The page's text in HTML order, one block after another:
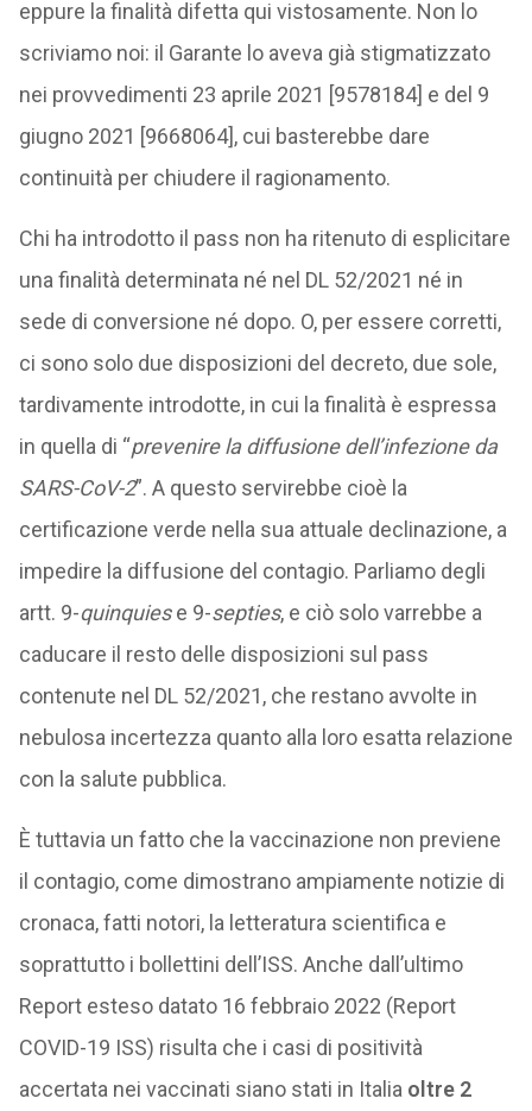
eppure la finalità difetta qui vistosamente. Non lo
scriviamo noi: il Garante lo aveva già stigmatizzato
nei provvedimenti 23 aprile 2021 [9578184] e del 9
giugno 2021 [9668064], cui basterebbe dare
continuità per chiudere il ragionamento.
Chi ha introdotto il pass non ha ritenuto di esplicitare
una finalità determinata né nel DL 52/2021 né in
sede di conversione né dopo. O, per essere corretti,
ci sono solo due disposizioni del decreto, due sole,
tardivamente introdotte, in cui la finalità è espressa
in quella di “prevenire la diffusione dell’infezione da
SARS-CoV-2”. A questo servirebbe cioè la
certificazione verde nella sua attuale declinazione, a
impedire la diffusione del contagio. Parliamo degli
artt. 9-quinquiese 9-septies, e ciò solo varrebbe a
caducare il resto delle disposizioni sul pass
contenute nel DL 52/2021, che restano avvolte in
nebulosa incertezza quanto alla loro esatta relazione
con la salute pubblica.
È tuttavia un fatto che la vaccinazione non previene
il contagio, come dimostrano ampiamente notizie di
cronaca, fatti notori, la letteratura scientifica e
soprattutto i bollettini dell’ISS. Anche dall’ultimo
Report esteso datato 16 febbraio 2022 (Report
COVID-19 ISS) risulta che i casi di positività
accertata nei vaccinati siano stati in Italia oltre 2